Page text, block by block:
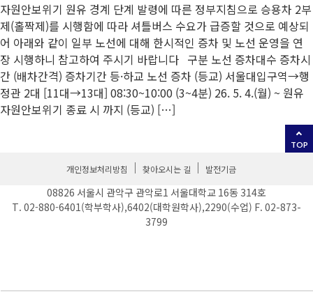
자원안보위기 원유 경계 단계 발령에 따른 정부지침으로 승용차 2부
제(홀짝제)를 시행함에 따라 셔틀버스 수요가 급증할 것으로 예상되
어 아래와 같이 일부 노선에 대해 한시적인 증차 및 노선 운영을 연
장 시행하니 참고하여 주시기 바랍니다 구분 노선 증차대수 증차시
간 (배차간격) 증차기간 등·하교 노선 증차 (등교) 서울대입구역→행
정관 2대 [11대→13대] 08:30~10:00 (3~4분) 26. 5. 4.(월) ~ 원유
자원안보위기 종료 시 까지 (등교) […]
TOP
개인정보처리방침 찾아오시는 길 발전기금
08826 서울시 관악구 관악로1 서울대학교 16동 314호
T. 02-880-6401(학부학사),6402(대학원학사),2290(수업) F. 02-873-
3799